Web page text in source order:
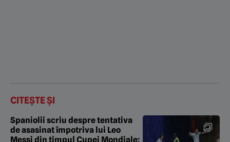
CITEȘTE ȘI
Spaniolii scriu despre tentativa
de asasinat împotriva lui Leo
Messi din timpul Cupei Mondiale: